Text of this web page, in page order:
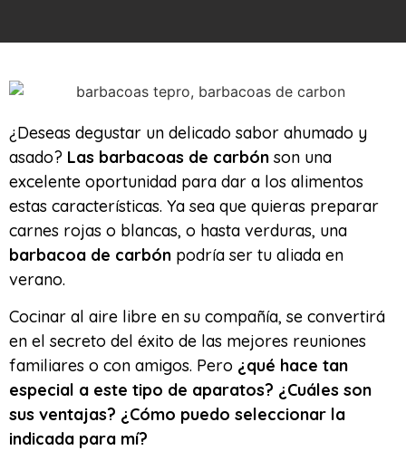
¿Deseas degustar un delicado sabor ahumado y
asado? Las barbacoas de carbón son una
excelente oportunidad para dar a los alimentos
estas características. Ya sea que quieras preparar
carnes rojas o blancas, o hasta verduras, una
barbacoa de carbón podría ser tu aliada en
verano.
Cocinar al aire libre en su compañía, se convertirá
en el secreto del éxito de las mejores reuniones
familiares o con amigos. Pero ¿qué hace tan
especial a este tipo de aparatos? ¿Cuáles son
sus ventajas? ¿Cómo puedo seleccionar la
indicada para mí?